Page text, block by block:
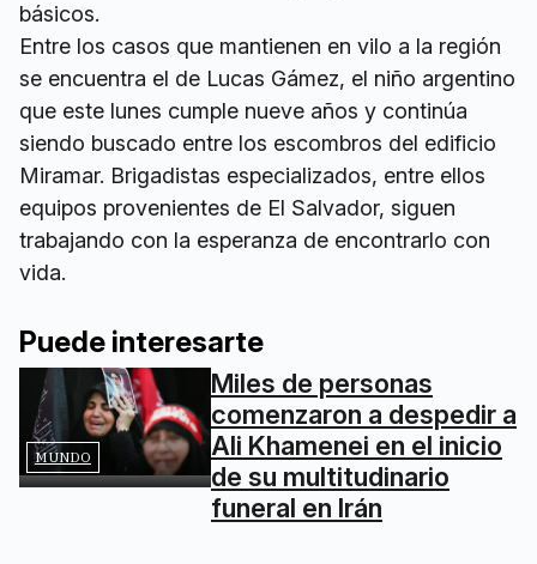
básicos.
Entre los casos que mantienen en vilo a la región
se encuentra el de Lucas Gámez, el niño argentino
que este lunes cumple nueve años y continúa
siendo buscado entre los escombros del edificio
Miramar. Brigadistas especializados, entre ellos
equipos provenientes de El Salvador, siguen
trabajando con la esperanza de encontrarlo con
vida.
Puede interesarte
MUNDO
Miles de personas
comenzaron a despedir a
Ali Khamenei en el inicio
de su multitudinario
funeral en Irán